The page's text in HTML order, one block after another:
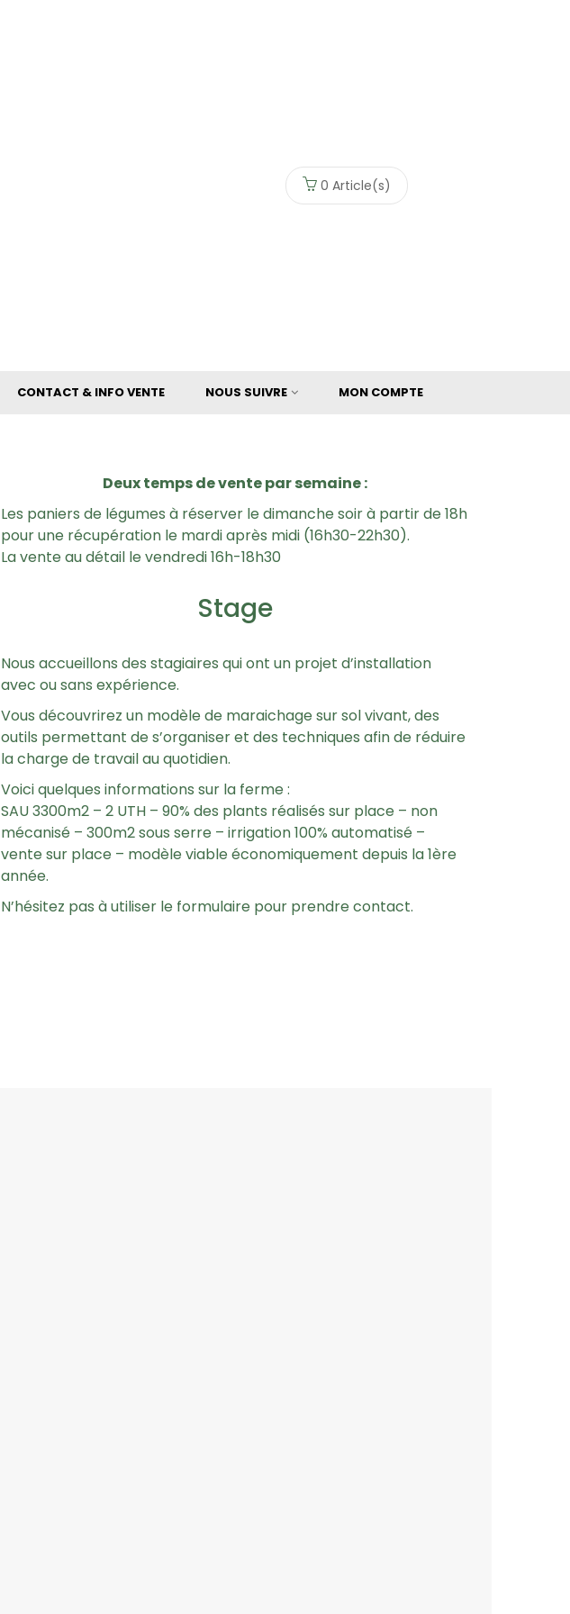
0 Article(s)
CONTACT & INFO VENTE NOUS SUIVRE MON COMPTE
Deux temps de vente par semaine :
Les paniers de légumes à réserver le dimanche soir à partir de 18h
pour une récupération le mardi après midi (16h30-22h30).
La vente au détail le vendredi 16h-18h30
Stage
Nous accueillons des stagiaires qui ont un projet d’installation
avec ou sans expérience.
Vous découvrirez un modèle de maraichage sur sol vivant, des
outils permettant de s’organiser et des techniques afin de réduire
la charge de travail au quotidien.
Voici quelques informations sur la ferme :
SAU 3300m2 – 2 UTH – 90% des plants réalisés sur place – non
mécanisé – 300m2 sous serre – irrigation 100% automatisé –
vente sur place – modèle viable économiquement depuis la 1ère
année.
N’hésitez pas à utiliser le formulaire pour prendre contact.